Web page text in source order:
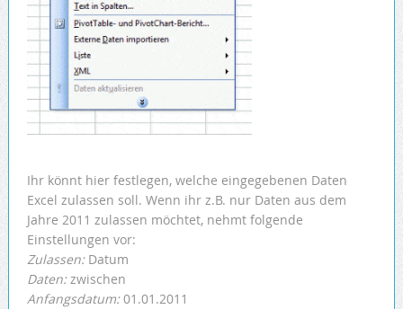
Ihr könnt hier festlegen, welche eingegebenen Daten
Excel zulassen soll. Wenn ihr z.B. nur Daten aus dem
Jahre 2011 zulassen möchtet, nehmt folgende
Einstellungen vor:
Zulassen:Datum
Daten:zwischen
Anfangsdatum:01.01.2011